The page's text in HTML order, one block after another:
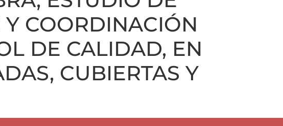
COORDINACIÓN
DE CALIDAD, EN
CUBIERTAS Y